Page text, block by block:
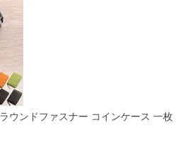
ウンドファスナー コインケース 一枚